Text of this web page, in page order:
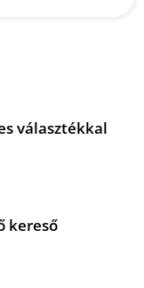
választékkal
kereső